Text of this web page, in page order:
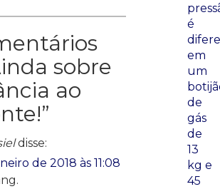
sobre
ao
”
disse:
de 2018 às 11:08
é
em
um
de
gás
de
13
kg e
45